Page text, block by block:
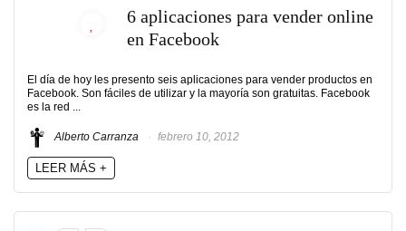
6 aplicaciones para vender online
en Facebook
El día de hoy les presento seis aplicaciones para vender productos en
Facebook. Son fáciles de utilizar y la mayoría son gratuitas. Facebook
es la red ...
Alberto Carranza febrero 10, 2012
LEER MÁS +